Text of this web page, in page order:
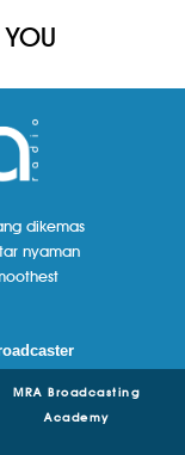
dikemas
nyaman
MRA Broadcasting
Academy